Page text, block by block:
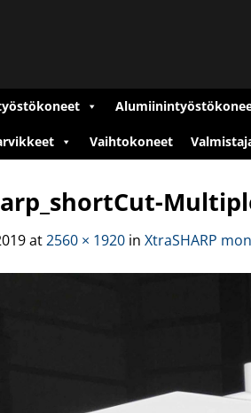
Vaihtokoneet
at2560 × 1920 in XtraSHARP